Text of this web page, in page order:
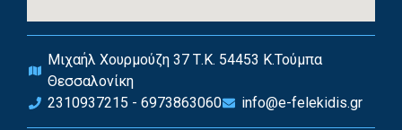
Μιχαήλ Χουρμούζη 37 Τ.Κ. 54453 Κ.Τούμπα
Θεσσαλονίκη
2310937215 - 6973863060
info@e-felekidis.gr